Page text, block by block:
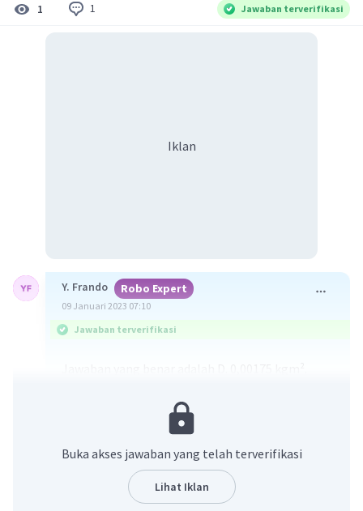
1 1 Jawaban terverifikasi
Iklan
Y. Frando Robo Expert
09 Januari 2023 07:10
Jawaban terverifikasi
m2 = 300 gr = 0,3 kg
m3 = 100 gr = 0,1 kg
Sistem diputar terhadap sumbu-y
Buka akses jawaban yang telah terverifikasi
Lihat Iklan